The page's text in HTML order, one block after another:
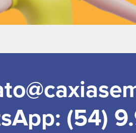
(54)